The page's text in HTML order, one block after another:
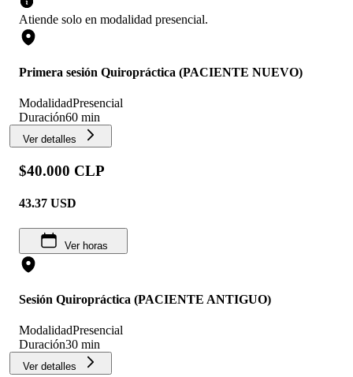
Atiende solo en modalidad presencial.
Primera sesión Quiropráctica (PACIENTE NUEVO)
ModalidadPresencial
Duración60 min
Ver detalles
$40.000 CLP
43.37 USD
Ver horas
Sesión Quiropráctica (PACIENTE ANTIGUO)
ModalidadPresencial
Duración30 min
Ver detalles